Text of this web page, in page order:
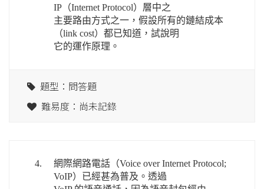
IP（Internet Protocol）層中之
主要路由方式之一，假設所有的鏈結成本
（link cost）都已知道，試說明
它的運作原理。
題型：問答題
難易度：尚未記錄
4.
網際網路電話（Voice over Internet Protocol;
VoIP）已經甚為普及。透過